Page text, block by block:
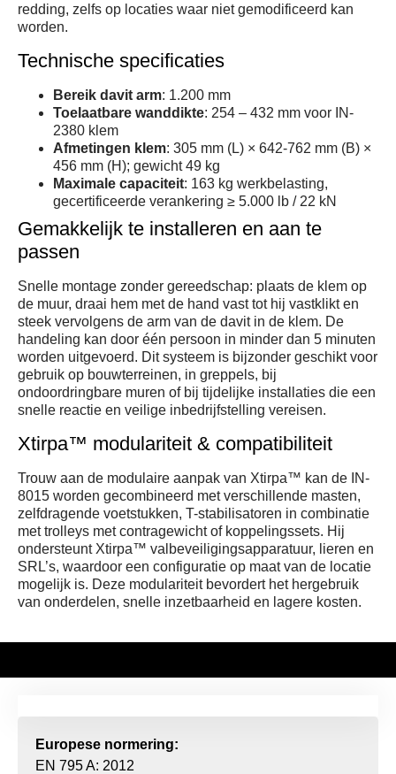
redding, zelfs op locaties waar niet gemodificeerd kan
worden.
Technische specificaties
Bereik davit arm: 1.200 mm
Toelaatbare wanddikte: 254 – 432 mm voor IN-
2380 klem
Afmetingen klem: 305 mm (L) × 642-762 mm (B) ×
456 mm (H); gewicht 49 kg
Maximale capaciteit: 163 kg werkbelasting,
gecertificeerde verankering ≥ 5.000 lb / 22 kN
Gemakkelijk te installeren en aan te
passen
Snelle montage zonder gereedschap: plaats de klem op
de muur, draai hem met de hand vast tot hij vastklikt en
steek vervolgens de arm van de davit in de klem. De
handeling kan door één persoon in minder dan 5 minuten
worden uitgevoerd. Dit systeem is bijzonder geschikt voor
gebruik op bouwterreinen, in greppels, bij
ondoordringbare muren of bij tijdelijke installaties die een
snelle reactie en veilige inbedrijfstelling vereisen.
Xtirpa™ modulariteit & compatibiliteit
Trouw aan de modulaire aanpak van Xtirpa™ kan de IN-
8015 worden gecombineerd met verschillende masten,
zelfdragende voetstukken, T-stabilisatoren in combinatie
met trolleys met contragewicht of koppelingssets. Hij
ondersteunt Xtirpa™ valbeveiligingsapparatuur, lieren en
SRL’s, waardoor een configuratie op maat van de locatie
mogelijk is. Deze modulariteit bevordert het hergebruik
van onderdelen, snelle inzetbaarheid en lagere kosten.
Europese normering:
EN 795 A: 2012